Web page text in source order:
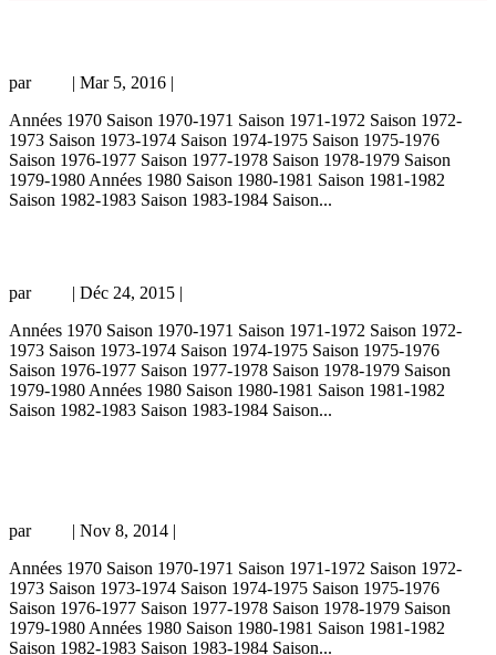
par | Mar 5, 2016 |
Années 1970 Saison 1970-1971 Saison 1971-1972 Saison 1972-
1973 Saison 1973-1974 Saison 1974-1975 Saison 1975-1976
Saison 1976-1977 Saison 1977-1978 Saison 1978-1979 Saison
1979-1980 Années 1980 Saison 1980-1981 Saison 1981-1982
Saison 1982-1983 Saison 1983-1984 Saison...
par | Déc 24, 2015 |
Années 1970 Saison 1970-1971 Saison 1971-1972 Saison 1972-
1973 Saison 1973-1974 Saison 1974-1975 Saison 1975-1976
Saison 1976-1977 Saison 1977-1978 Saison 1978-1979 Saison
1979-1980 Années 1980 Saison 1980-1981 Saison 1981-1982
Saison 1982-1983 Saison 1983-1984 Saison...
par | Nov 8, 2014 |
Années 1970 Saison 1970-1971 Saison 1971-1972 Saison 1972-
1973 Saison 1973-1974 Saison 1974-1975 Saison 1975-1976
Saison 1976-1977 Saison 1977-1978 Saison 1978-1979 Saison
1979-1980 Années 1980 Saison 1980-1981 Saison 1981-1982
Saison 1982-1983 Saison 1983-1984 Saison...